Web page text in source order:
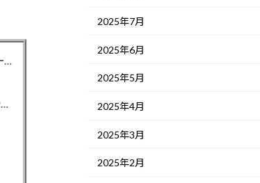
【訃報】サイモニ・ヴニランギさん死去 26歳 チーム練習中に熱中症で搬送 ラグビー・九州電力キューデンヴォルテクス選手
元読売テレビ・佐藤佳奈アナ ツインプラネット所属を発表「前向きに挑戦していきたい」、前日にレインボー池田直人と結婚発表
2025年7月
2025年6月
2025年5月
2025年4月
2025年3月
2025年2月